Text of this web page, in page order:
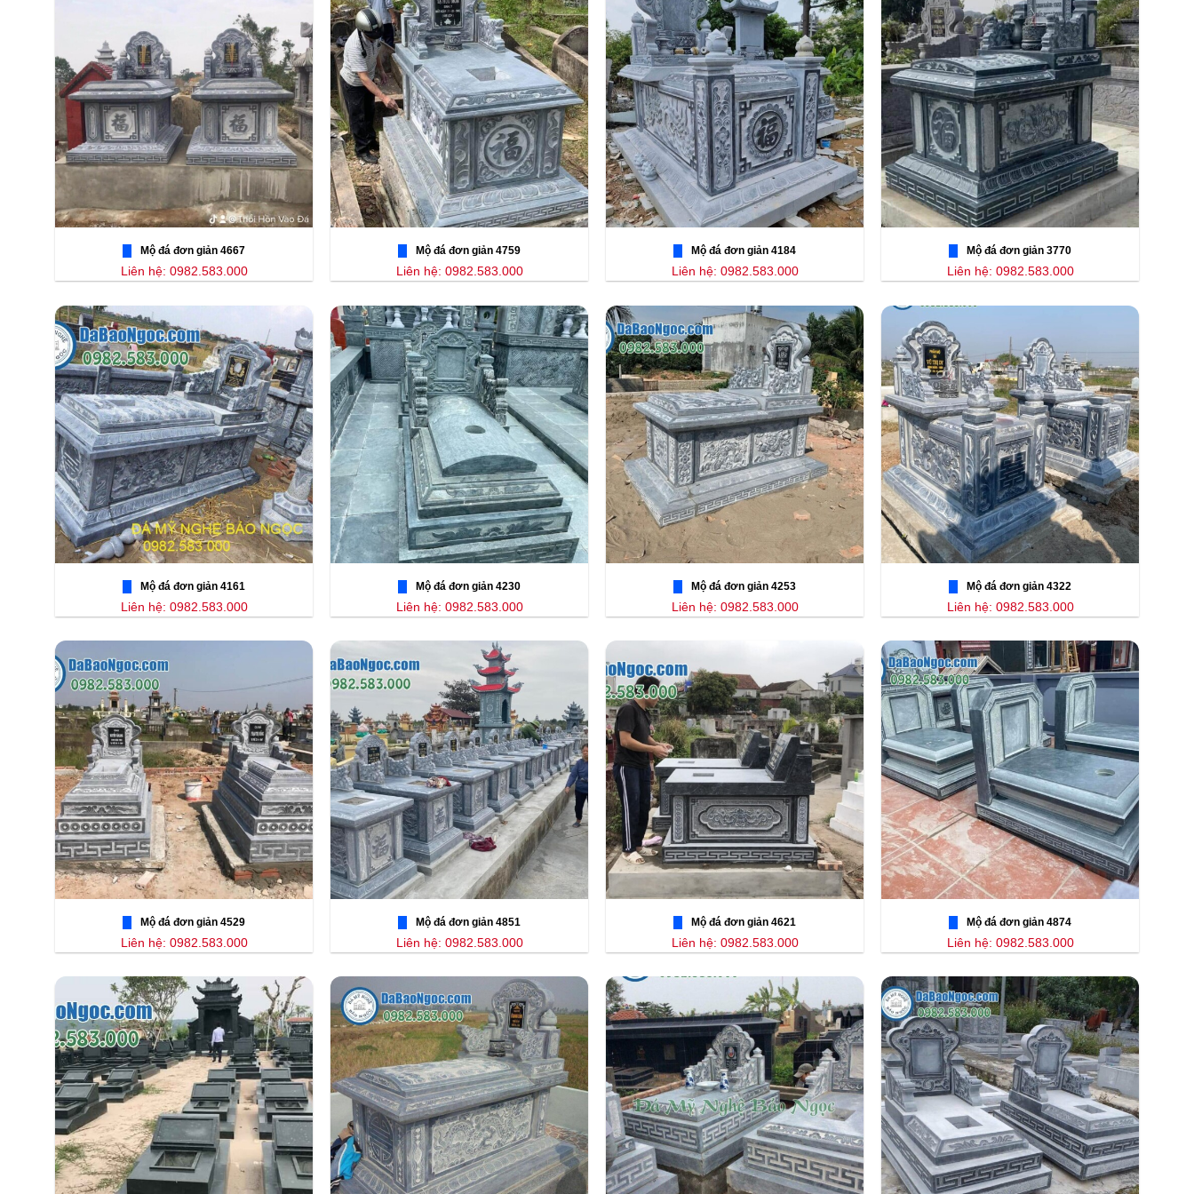
Mộ đá đơn giản 4667
Liên hệ: 0982.583.000
Mộ đá đơn giản 4759
Liên hệ: 0982.583.000
Mộ đá đơn giản 4184
Liên hệ: 0982.583.000
Mộ đá đơn giản 3770
Liên hệ: 0982.583.000
Mộ đá đơn giản 4161
Liên hệ: 0982.583.000
Mộ đá đơn giản 4230
Liên hệ: 0982.583.000
Mộ đá đơn giản 4253
Liên hệ: 0982.583.000
Mộ đá đơn giản 4322
Liên hệ: 0982.583.000
Mộ đá đơn giản 4529
Liên hệ: 0982.583.000
Mộ đá đơn giản 4851
Liên hệ: 0982.583.000
Mộ đá đơn giản 4621
Liên hệ: 0982.583.000
Mộ đá đơn giản 4874
Liên hệ: 0982.583.000